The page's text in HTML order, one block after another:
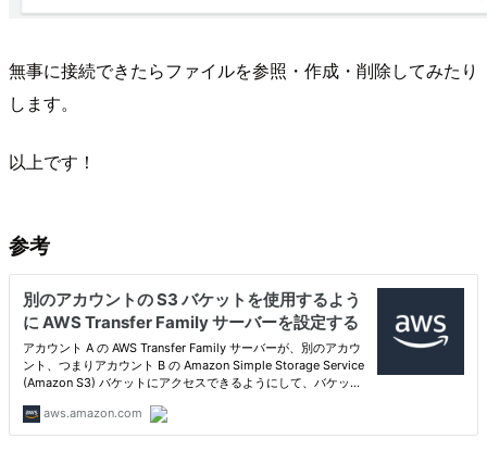
無事に接続できたらファイルを参照・作成・削除してみたり
します。
以上です！
参考